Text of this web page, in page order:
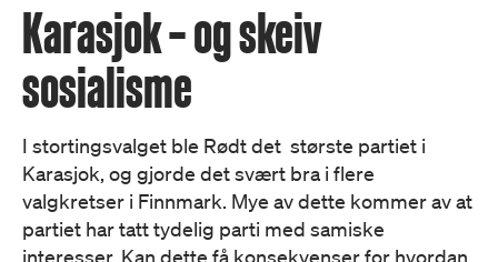
Karasjok – og skeiv
sosialisme
I stortingsvalget ble Rødt det største partiet i
Karasjok, og gjorde det svært bra i flere
valgkretser i Finnmark. Mye av dette kommer av at
partiet har tatt tydelig parti med samiske
interesser. Kan dette få konsekvenser for hvordan